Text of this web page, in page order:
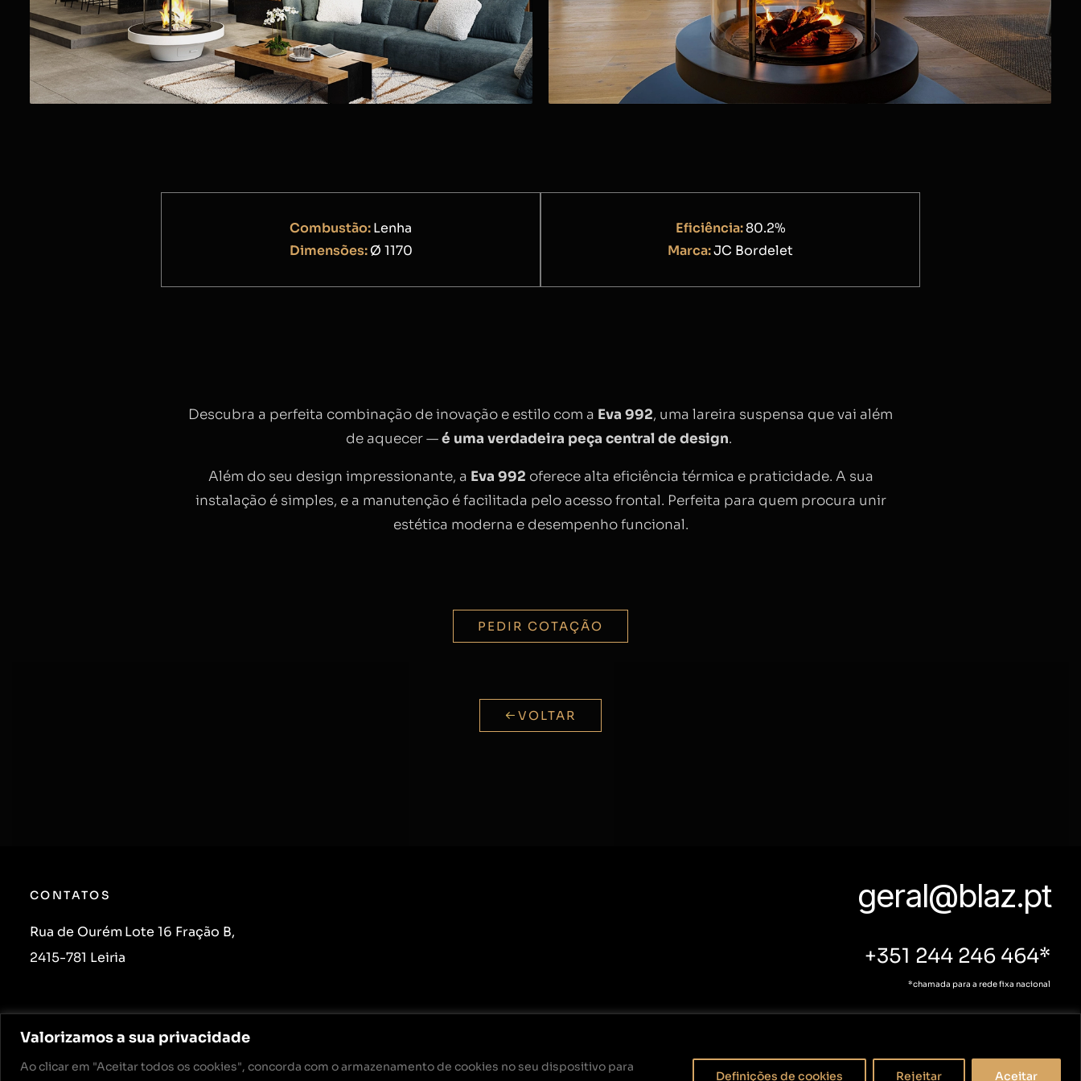
Valorizamos a sua privacidade
Ao clicar em "Aceitar todos os cookies", concorda com o armazenamento de cookies no seu dispositivo para
Definições de cookies Rejeitar Aceitar
Descubra a perfeita combinação de inovação e estilo com a Eva 992, uma lareira suspensa que vai além
de aquecer —é uma verdadeira peça central de design.
Além do seu design impressionante, a Eva 992 oferece alta eficiência térmica e praticidade. A sua
instalação é simples, e a manutenção é facilitada pelo acesso frontal. Perfeita para quem procura unir
estética moderna e desempenho funcional.
Combustão:Lenha
Dimensões:Ø 1170
Eficiência:80.2%
Marca:JC Bordelet
PEDIR COTAÇÃO
VOLTAR
CONTATOS
Rua de Ourém Lote 16 Fração B,
2415-781 Leiria
geral@blaz.pt
+351 244 246 464*
*chamada para a rede fixa nacional
Políticas de Privacidade Livro de reclamações